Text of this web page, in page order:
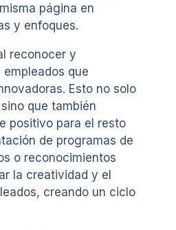
página en
y enfoques.
reconocer y
que
Esto no solo
que también
positivo para el resto
de programas de
o reconocimientos
la creatividad y el
creando un ciclo